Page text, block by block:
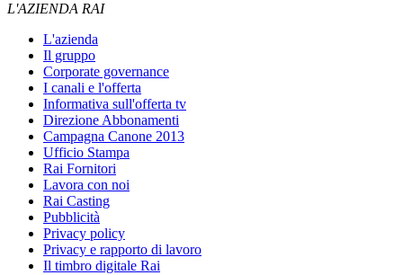
L'AZIENDA RAI
L'azienda
Il gruppo
Corporate governance
I canali e l'offerta
Informativa sull'offerta tv
Direzione Abbonamenti
Campagna Canone 2013
Ufficio Stampa
Rai Fornitori
Lavora con noi
Rai Casting
Pubblicità
Privacy policy
Privacy e rapporto di lavoro
Il timbro digitale Rai